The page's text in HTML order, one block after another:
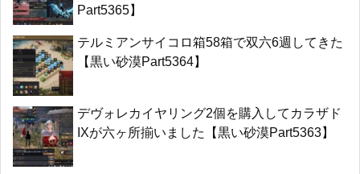
Part5365】
テルミアンサイコロ箱58箱で双六6週してきた
【黒い砂漠Part5364】
デヴォレカイヤリング2個を購入してカラザド
IXが六ヶ所揃いました【黒い砂漠Part5363】